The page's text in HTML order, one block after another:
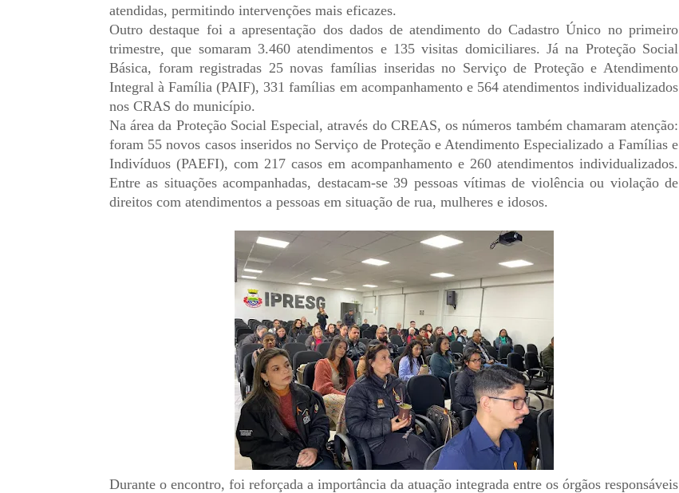
atendidas, permitindo intervenções mais eficazes.
Outro destaque foi a apresentação dos dados de atendimento do Cadastro Único no primeiro
trimestre, que somaram 3.460 atendimentos e 135 visitas domiciliares. Já na Proteção Social
Básica, foram registradas 25 novas famílias inseridas no Serviço de Proteção e Atendimento
Integral à Família (PAIF), 331 famílias em acompanhamento e 564 atendimentos individualizados
nos CRAS do município.
Na área da Proteção Social Especial, através do CREAS, os números também chamaram atenção:
foram 55 novos casos inseridos no Serviço de Proteção e Atendimento Especializado a Famílias e
Indivíduos (PAEFI), com 217 casos em acompanhamento e 260 atendimentos individualizados.
Entre as situações acompanhadas, destacam-se 39 pessoas vítimas de violência ou violação de
direitos com atendimentos a pessoas em situação de rua, mulheres e idosos.
Durante o encontro, foi reforçada a importância da atuação integrada entre os órgãos responsáveis